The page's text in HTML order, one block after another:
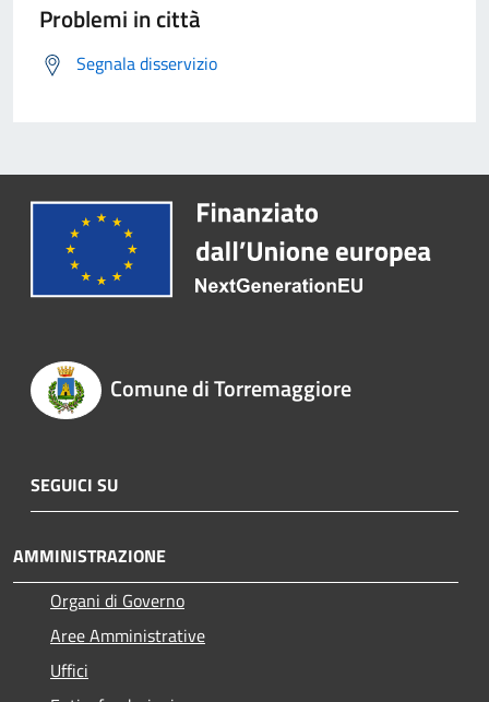
Problemi in città
Segnala disservizio
Comune di Torremaggiore
SEGUICI SU
AMMINISTRAZIONE
Organi di Governo
Aree Amministrative
Uffici